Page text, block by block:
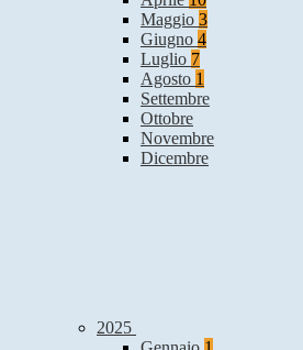
Maggio 3
Giugno 4
Luglio 7
Agosto 1
Settembre
Ottobre
Novembre
Dicembre
2025